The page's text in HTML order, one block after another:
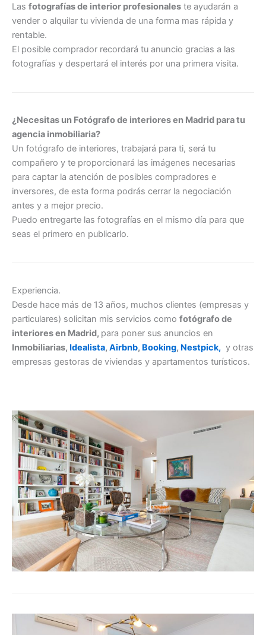
Las fotografías de interior profesionales te ayudarán a
vender o alquilar tu vivienda de una forma mas rápida y
rentable.
El posible comprador recordará tu anuncio gracias a las
fotografías y despertará el interés por una primera visita.
¿Necesitas un Fotógrafo de interiores en Madrid para tu
agencia inmobiliaria?
Un fotógrafo de interiores, trabajará para ti, será tu
compañero y te proporcionará las imágenes necesarias
para captar la atención de posibles compradores e
inversores, de esta forma podrás cerrar la negociación
antes y a mejor precio.
Puedo entregarte las fotografías en el mismo día para que
seas el primero en publicarlo.
Experiencia.
Desde hace más de 13 años, muchos clientes (empresas y
particulares) solicitan mis servicios como fotógrafo de
interiores en Madrid, para poner sus anuncios en
Inmobiliarias, Idealista, Airbnb, Booking, Nestpick, y otras
empresas gestoras de viviendas y apartamentos turísticos.